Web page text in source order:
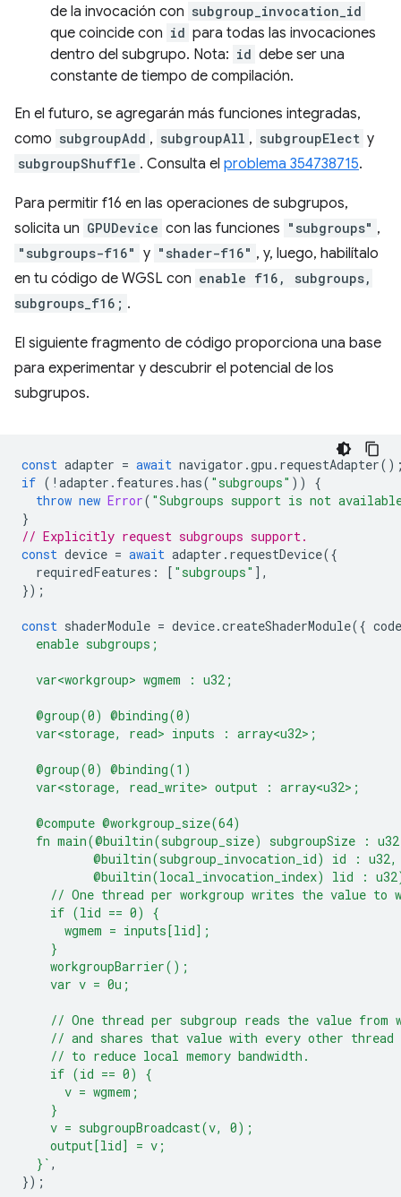
de la invocación con subgroup_invocation_id
que coincide con id para todas las invocaciones
dentro del subgrupo. Nota: id debe ser una
constante de tiempo de compilación.
En el futuro, se agregarán más funciones integradas,
como subgroupAdd , subgroupAll , subgroupElect y
subgroupShuffle . Consulta el problema 354738715.
Para permitir f16 en las operaciones de subgrupos,
solicita un GPUDevice con las funciones "subgroups" ,
"subgroups-f16" y "shader-f16" , y, luego, habilítalo
en tu código de WGSL con enable f16, subgroups,
subgroups_f16; .
El siguiente fragmento de código proporciona una base
para experimentar y descubrir el potencial de los
subgrupos.
const adapter = await navigator .gpu . requestAdapter
if ( ! adapter . features .has( "subgroups" ))
{
throw new Error( "Subgroups support is not
}
// Explicitly request subgroups support.
const device = await adapter . requestDevice({
requiredFeatures : [ "subgroups" ],
});
const shaderModule = device.createShaderModule({ code
  enable subgroups;
  var<workgroup> wgmem : u32;
  @group(0) @binding(0)
  var<storage, read> inputs : array<u32>;
  @group(0) @binding(1)
  var<storage, read_write> output : array<u32>;
  @compute @workgroup_size(64)
fn main(@builtin(subgroup_size) subgroupSize :
          @builtin(subgroup_invocation_id) id : u32,
@builtin(local_invocation_index) lid :
// One thread per workgroup writes the value to
    if (lid == 0) {
      wgmem = inputs[lid];
    }
    workgroupBarrier();
    var v = 0u;
// One thread per subgroup reads the value from
// and shares that value with every other thread
    // to reduce local memory bandwidth.
    if (id == 0) {
      v = wgmem;
    }
    v = subgroupBroadcast(v, 0);
    output[lid] = v;
  }`
,
});